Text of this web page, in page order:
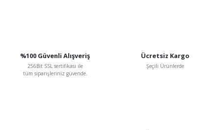
%100 Güvenli Alışveriş
256Bit SSL sertifikası ile
tüm siparişleriniz güvende.
Ücretsiz Kargo
Şeçili Ürünlerde